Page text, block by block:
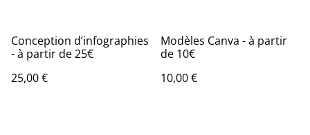
Conception d’infographies
- à partir de 25€
25,00 €
Modèles Canva - à partir
de 10€
10,00 €